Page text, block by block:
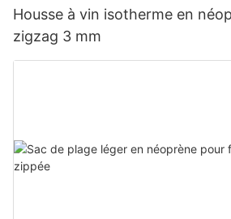
Housse à vin isotherme en
zigzag 3 mm